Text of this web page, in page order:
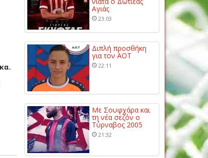
Αγιάς
23:03
Διπλή προσθήκη
για τον ΑΟΤ
22:11
Με Σουφχάρα και
τη νέα σεζόν ο
Τύρναβος 2005
21:32